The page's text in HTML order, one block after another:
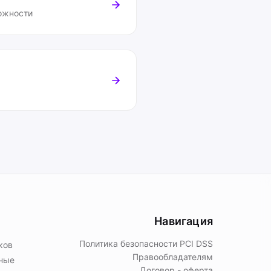
Навигация
Политика безопасности PСI DSS
Правообладателям